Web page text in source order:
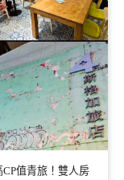
CP值青旅！雙人房